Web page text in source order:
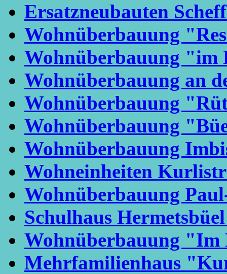
Ersatzneubauten
Wohnüberbauung
Wohnüberbauung "im
Wohnüberbauung an
Wohnüberbauung
Wohnüberbauung
Wohnüberbauung
Wohneinheiten
Wohnüberbauung
Schulhaus
Wohnüberbauung "Im
Mehrfamilienhaus